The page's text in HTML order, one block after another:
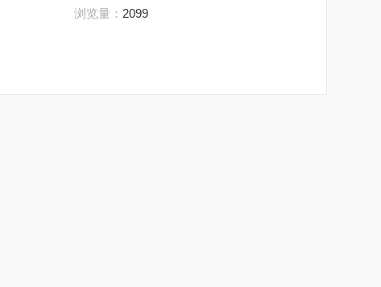
浏览量： 2099